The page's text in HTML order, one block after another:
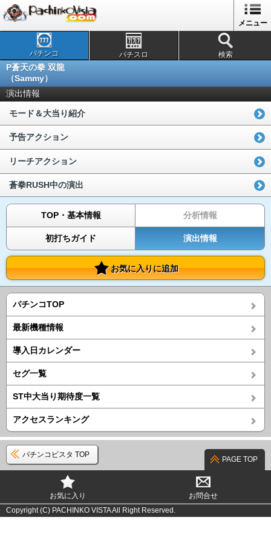
メニュー
パチンコ パチスロ 検索
P蒼天の拳 双龍
（Sammy）
演出情報
モード＆大当り紹介
予告アクション
リーチアクション
蒼拳RUSH中の演出
TOP・基本情報 分析情報
初打ちガイド 演出情報
お気に入りに追加
パチンコTOP
最新機種情報
導入日カレンダー
セグ一覧
ST中大当り期待度一覧
アクセスランキング
パチンコビスタ TOP
PAGE TOP
お気に入り
お問合せ
Copyright (C) PACHINKO VISTA All Right Reserved.